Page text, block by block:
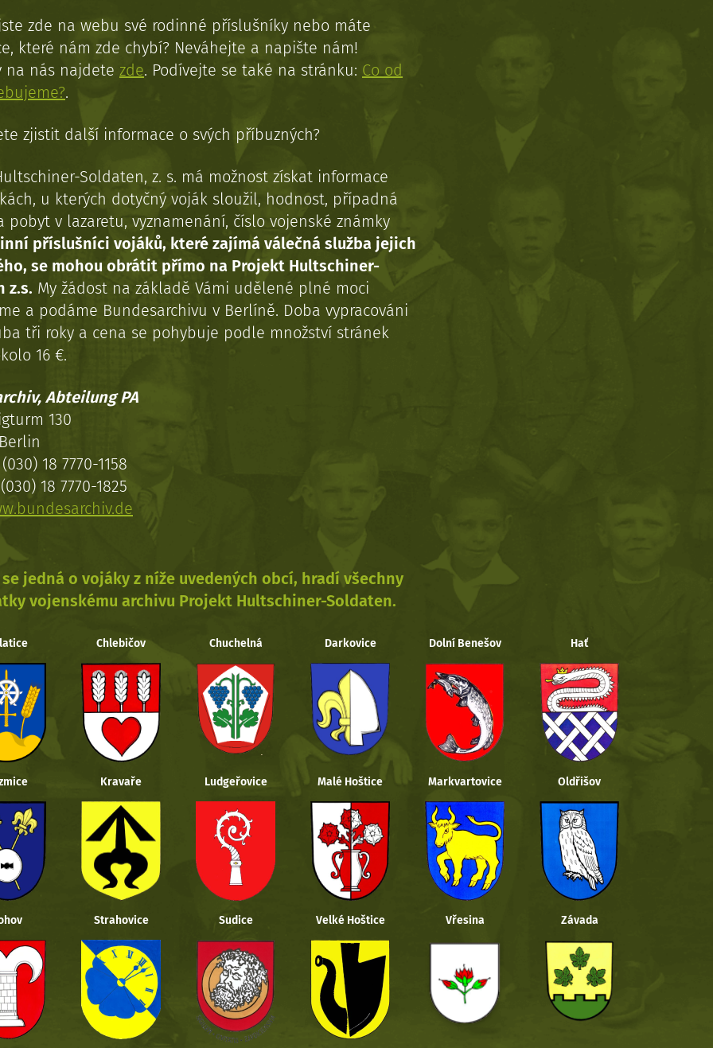
zde na webu své rodinné příslušníky nebo máte
které nám zde chybí? Neváhejte a napište nám!
na nás najdete zde. Podívejte se také na stránku: Co od
.
zjistit další informace o svých příbuzných?
Soldaten, z. s. má možnost získat informace
u kterých dotyčný voják sloužil, hodnost, případná
pobyt v lazaretu, vyznamenání, číslo vojenské známky
příslušníci vojáků, které zajímá válečná služba jejich
se mohou obrátit přímo na Projekt Hultschiner-
z.s. My žádost na základě Vámi udělené plné moci
a podáme Bundesarchivu v Berlíně. Doba vypracováni
tři roky a cena se pohybuje podle množství stránek
16 €.
Abteilung PA
130
18 7770-1158
18 7770-1825
se jedná o vojáky z níže uvedených obcí, hradí všechny
vojenskému archivu Projekt Hultschiner-Soldaten.
Chlebičov Chuchelná Darkovice Dolní Benešov Hať
Kravaře Ludgeřovice Malé Hoštice Markvartovice Oldřišov
Strahovice Sudice Velké Hoštice Vřesina Závada